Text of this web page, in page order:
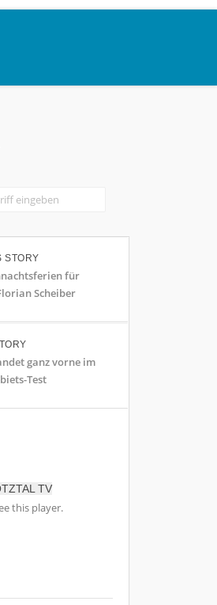
STORY
für
Scheiber
ganz vorne im
Test
TV
this player.